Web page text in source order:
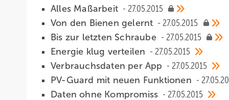
Alles Maßarbeit
27.05.2015
Von den Bienen gelernt
27.05.2015
Bis zur letzten Schraube
27.05.2015
Energie klug verteilen
27.05.2015
Verbrauchsdaten per App
27.05.2015
PV-Guard mit neuen Funktionen
Daten ohne Kompromiss
27.05.2015